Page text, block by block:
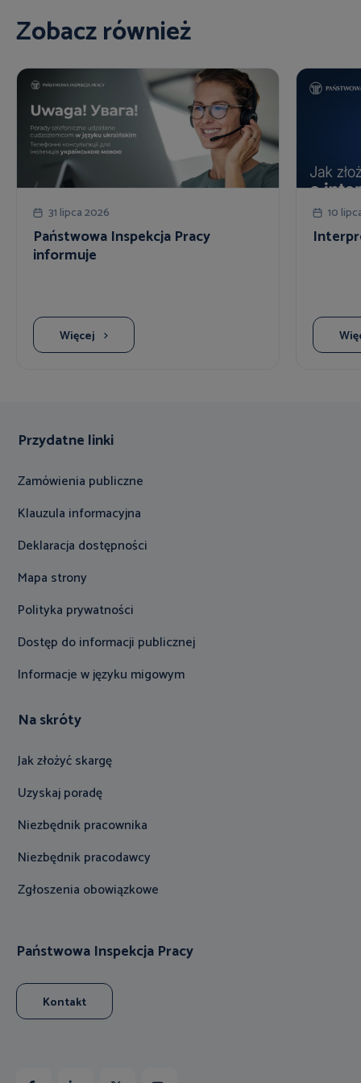
Zobacz również
31 lipca 2026
Państwowa Inspekcja Pracy
informuje
Więcej
10
Przydatne linki
Zamówienia publiczne
Klauzula informacyjna
Deklaracja dostępności
Mapa strony
Polityka prywatności
Dostęp do informacji publicznej
Informacje w języku migowym
Na skróty
Jak złożyć skargę
Uzyskaj poradę
Niezbędnik pracownika
Niezbędnik pracodawcy
Zgłoszenia obowiązkowe
Państwowa Inspekcja Pracy
Kontakt